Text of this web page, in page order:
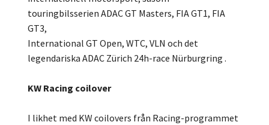
touringbilsserien ADAC GT Masters, FIA GT1, FIA
GT3,
International GT Open, WTC, VLN och det
legendariska ADAC Zürich 24h-race Nürburgring .
KW Racing coilover
I likhet med KW coilovers från Racing-programmet